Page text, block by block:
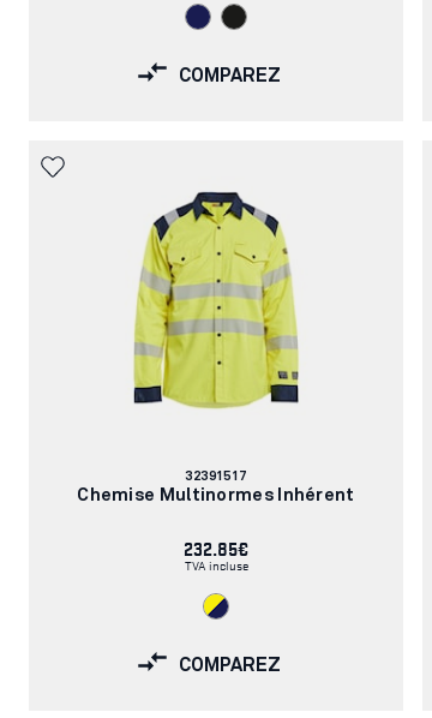
COMPAREZ
Numéro
d'article:
32391517
Chemise Multinormes Inhérent
232.85€
TVA incluse
COMPAREZ